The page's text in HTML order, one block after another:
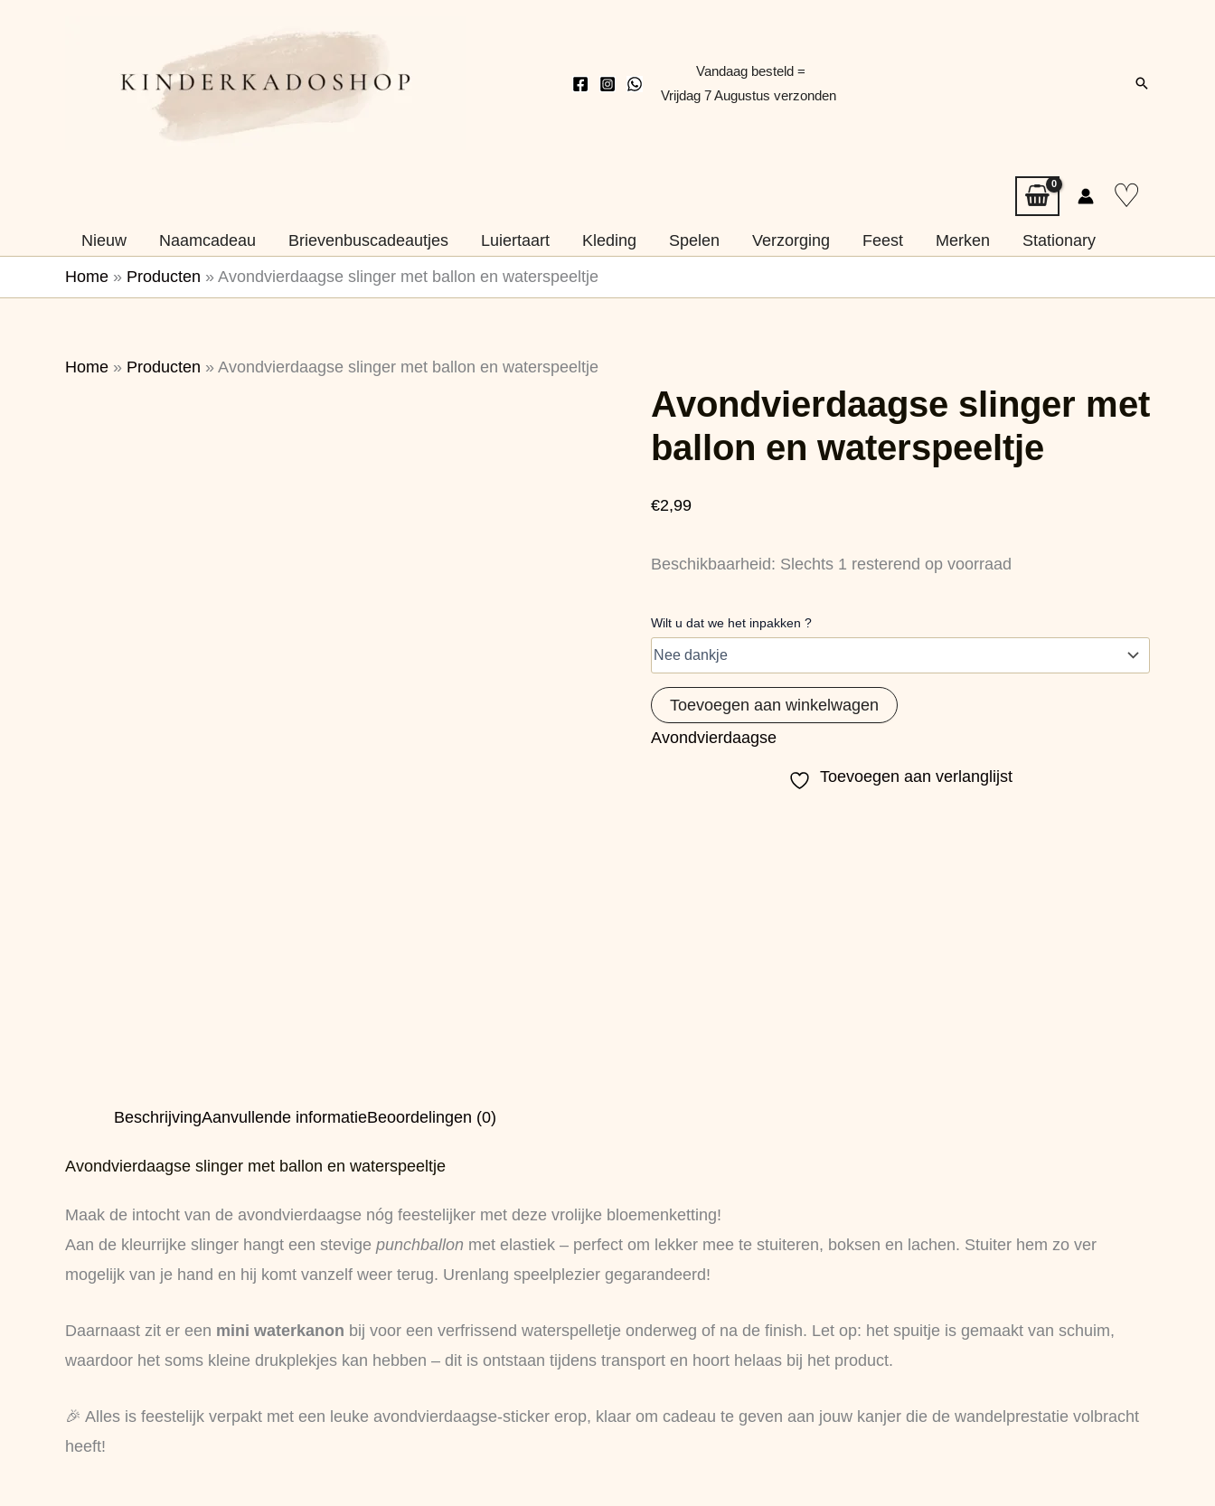
Vandaag besteld =
Vrijdag 7 Augustus verzonden
Zoeken
♡
Nieuw Naamcadeau Brievenbuscadeautjes Luiertaart Kleding Spelen Verzorging Feest Merken
Stationary
Home » Producten » Avondvierdaagse slinger met ballon en waterspeeltje
Home » Producten » Avondvierdaagse slinger met ballon en waterspeeltje
Avondvierdaagse slinger met
ballon en waterspeeltje
€2,99
Beschikbaarheid: Slechts 1 resterend op voorraad
Wilt u dat we het inpakken ?
met
ballon
en
waterspeeltje
Toevoegen aan winkelwagen
Avondvierdaagse
Toevoegen aan verlanglijst
BeschrijvingAanvullende informatieBeoordelingen (0)
Avondvierdaagse slinger met ballon en waterspeeltje
Maak de intocht van de avondvierdaagse nóg feestelijker met deze vrolijke bloemenketting!
Aan de kleurrijke slinger hangt een stevige punchballon met elastiek – perfect om lekker mee te stuiteren, boksen en lachen. Stuiter hem zo ver
mogelijk van je hand en hij komt vanzelf weer terug. Urenlang speelplezier gegarandeerd!
Daarnaast zit er een mini waterkanon bij voor een verfrissend waterspelletje onderweg of na de finish. Let op: het spuitje is gemaakt van schuim,
waardoor het soms kleine drukplekjes kan hebben – dit is ontstaan tijdens transport en hoort helaas bij het product.
🎉 Alles is feestelijk verpakt met een leuke avondvierdaagse-sticker erop, klaar om cadeau te geven aan jouw kanjer die de wandelprestatie volbracht
heeft!